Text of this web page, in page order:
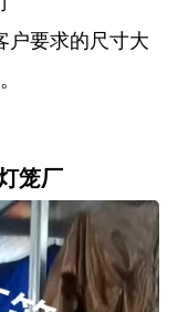
户要求的尺寸大
笼厂